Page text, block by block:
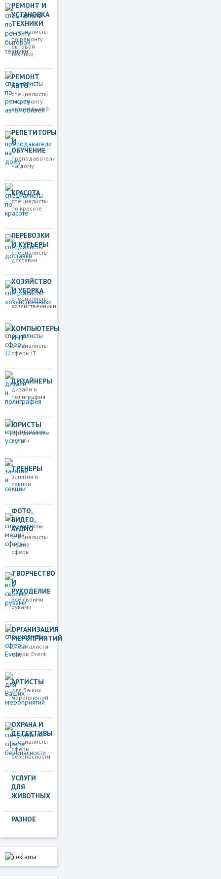
РЕМОНТ И
УСТАНОВКА
ТЕХНИКИ
специалисты
по ремонту
бытовой
техники
РЕМОНТ
АВТО
специалисты
по ремонту
автомобилей
РЕПЕТИТОРЫ
И
ОБУЧЕНИЕ
преподаватели
на дому
КРАСОТА
специалисты
по красоте
ПЕРЕВОЗКИ
И КУРЬЕРЫ
специалисты
доставки
ХОЗЯЙСТВО
И УБОРКА
специалисты
хозяйственники
КОМПЬЮТЕРЫ
И IT
специалисты
сферы IT
ДИЗАЙНЕРЫ
дизайн и
полиграфия
ЮРИСТЫ
юридические
услуги
ТРЕНЕРЫ
занятия и
секции
ФОТО,
ВИДЕО,
АУДИО
специалисты
медиа
сферы
ТВОРЧЕСТВО
И
РУКОДЕЛИЕ
все своими
руками
ОРГАНИЗАЦИЯ
МЕРОПРИЯТИЙ
спецмалисты
сферы Event
АРТИСТЫ
для Ваших
мероприятий
ОХРАНА И
ДЕТЕКТИВЫ
специалисты
сферы
безопасности
УСЛУГИ
ДЛЯ
ЖИВОТНЫХ
РАЗНОЕ